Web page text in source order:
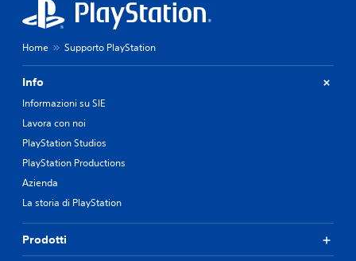
Home Supporto PlayStation
Info
Informazioni su SIE
Lavora con noi
PlayStation Studios
PlayStation Productions
Azienda
La storia di PlayStation
Prodotti